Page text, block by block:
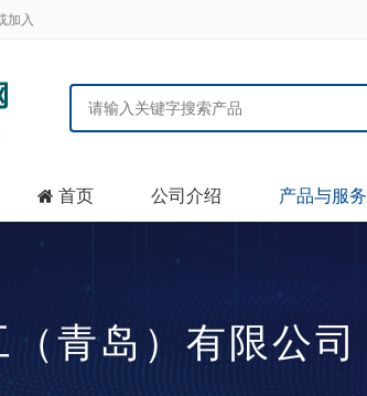
加入
 首页 公司介绍 产品与服务
青岛）有限公司